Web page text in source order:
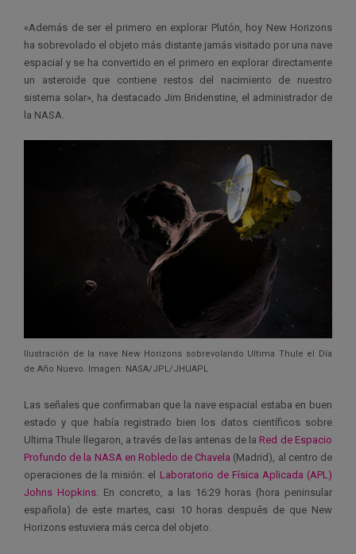
«Además de ser el primero en explorar Plutón, hoy New Horizons
ha sobrevolado el objeto más distante jamás visitado por una nave
espacial y se ha convertido en el primero en explorar directamente
un asteroide que contiene restos del nacimiento de nuestro
sistema solar», ha destacado Jim Bridenstine, el administrador de
la NASA.
Ilustración de la nave New Horizons sobrevolando Ultima Thule el Día
de Año Nuevo. Imagen: NASA/JPL/JHUAPL
Las señales que confirmaban que la nave espacial estaba en buen
estado y que había registrado bien los datos científicos sobre
Ultima Thule llegaron, a través de las antenas de la Red de Espacio
Profundo de la NASA en Robledo de Chavela (Madrid), al centro de
operaciones de la misión: el Laboratorio de Física Aplicada (APL)
Johns Hopkins. En concreto, a las 16:29 horas (hora peninsular
española) de este martes, casi 10 horas después de que New
Horizons estuviera más cerca del objeto.